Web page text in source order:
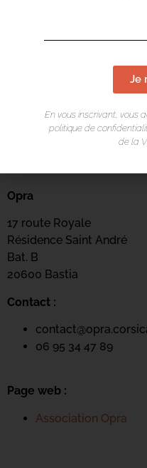
Opra
17 route Royale
Résidence Saint André
Bat. B
20600 Bastia
Contact :
06 95 34 47 89
Page web :
Association Opra
Je
En vous inscrivant, vous
politique de
de la